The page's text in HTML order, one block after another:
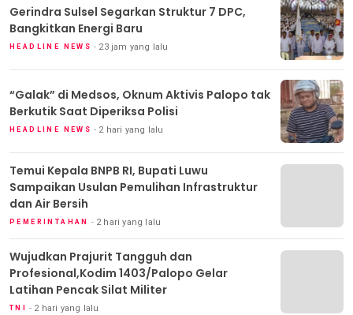
Gerindra Sulsel Segarkan Struktur 7 DPC,
Bangkitkan Energi Baru
HEADLINE NEWS 23 jam yang lalu
“Galak” di Medsos, Oknum Aktivis Palopo tak
Berkutik Saat Diperiksa Polisi
HEADLINE NEWS 2 hari yang lalu
Temui Kepala BNPB RI, Bupati Luwu
Sampaikan Usulan Pemulihan Infrastruktur
dan Air Bersih
PEMERINTAHAN 2 hari yang lalu
Wujudkan Prajurit Tangguh dan
Profesional,Kodim 1403/Palopo Gelar
Latihan Pencak Silat Militer
TNI 2 hari yang lalu